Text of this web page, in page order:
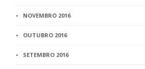
NOVEMBRO 2016
OUTUBRO 2016
SETEMBRO 2016